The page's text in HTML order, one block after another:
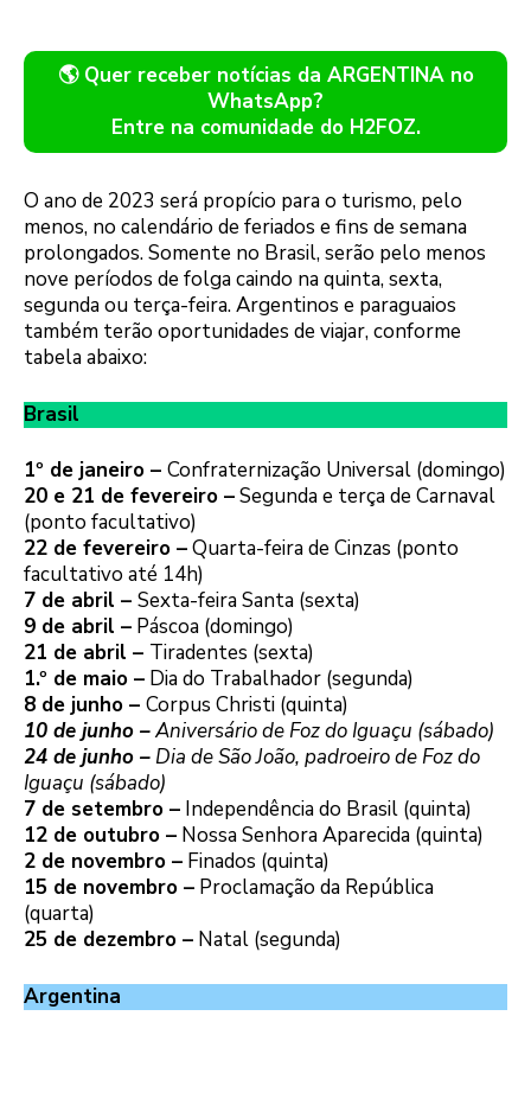
🌎 Quer receber notícias da ARGENTINA no
WhatsApp?
Entre na comunidade do H2FOZ.
O ano de 2023 será propício para o turismo, pelo
menos, no calendário de feriados e fins de semana
prolongados. Somente no Brasil, serão pelo menos
nove períodos de folga caindo na quinta, sexta,
segunda ou terça-feira. Argentinos e paraguaios
também terão oportunidades de viajar, conforme
tabela abaixo:
Brasil
1º de janeiro – Confraternização Universal (domingo)
20 e 21 de fevereiro –Segunda e terça de Carnaval
(ponto facultativo)
22 de fevereiro –Quarta-feira de Cinzas (ponto
facultativo até 14h)
7 de abril – Sexta-feira Santa (sexta)
9 de abril – Páscoa (domingo)
21 de abril – Tiradentes (sexta)
1.º de maio – Dia do Trabalhador (segunda)
8 de junho – Corpus Christi (quinta)
10 de junho –Aniversário de Foz do Iguaçu (sábado)
24 de junho –Dia de São João, padroeiro de Foz do
Iguaçu (sábado)
7 de setembro – Independência do Brasil (quinta)
12 de outubro – Nossa Senhora Aparecida (quinta)
2 de novembro – Finados (quinta)
15 de novembro – Proclamação da República
(quarta)
25 de dezembro – Natal (segunda)
Argentina